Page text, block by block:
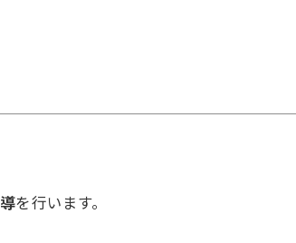
を行います。